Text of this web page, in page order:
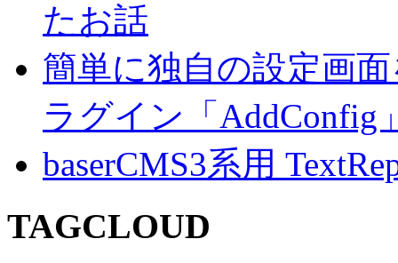
たお話
簡単に独自の設定画
ラグイン「AddConfig
baserCMS3系用
TAGCLOUD